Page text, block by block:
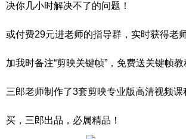
决你几小时解决不了的问题！
或付费29元进老师的指导群，实时获得老
加我时备注“剪映关键帧”，免费送关键帧教
三郎老师制作了3套剪映专业版高清视频课
买，三郎出品，必属精品！